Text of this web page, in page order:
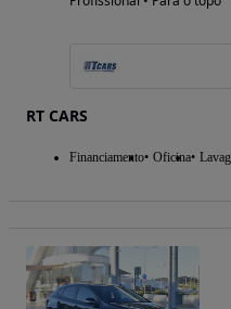
RT CARS
Financiamento Oficina